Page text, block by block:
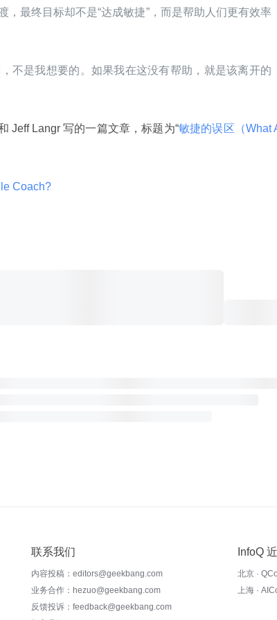
，最终目标却不是“达成敏捷”，而是帮助人们更有效率
不是我想要的。如果我在这没有帮助，就是该离开的
Jeff Langr 写的一篇文章，标题为“敏捷的误区（What
Coach?
联系我们
内容投稿：editors@geekbang.com
业务合作：hezuo@geekbang.com
反馈投诉：feedback@geekbang.com
InfoQ
北京 ·
上海 ·